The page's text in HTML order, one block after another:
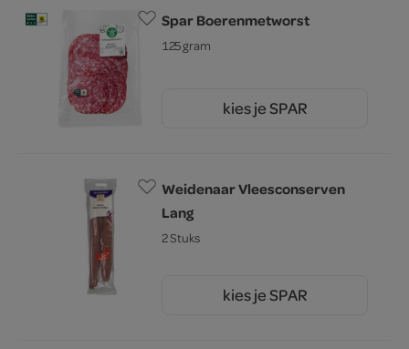
Spar Boerenmetworst
125 gram
kies je SPAR
Weidenaar Vleesconserven
Lang
2 Stuks
kies je SPAR